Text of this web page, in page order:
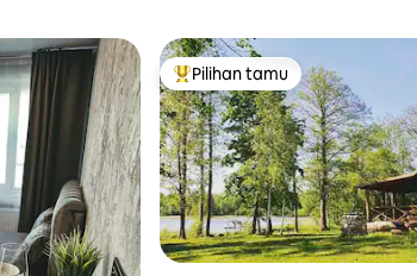
Pilihan tamu terpopuler
Pilihan tamu